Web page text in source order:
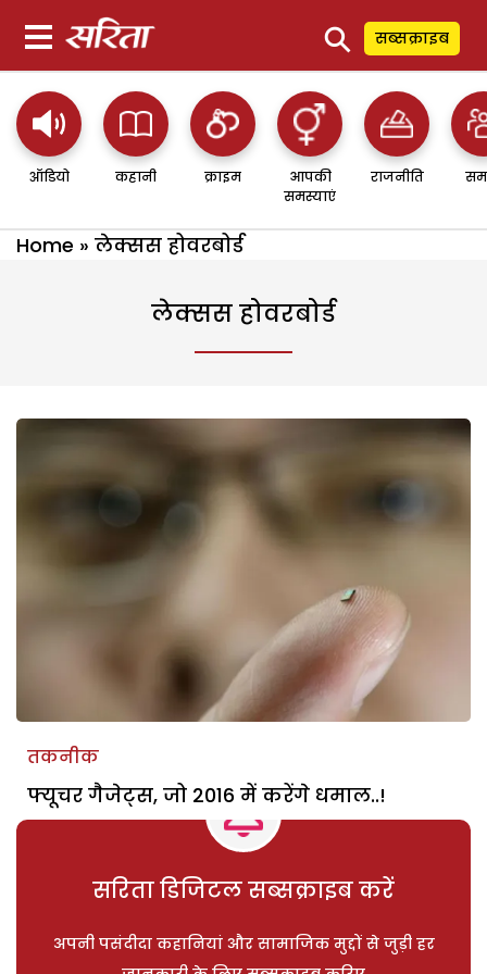
⚲ सब्सक्राइब
ऑडियो कहानी क्राइम
आपकी
समस्याएं
राजनीति
Home » लेक्सस होवरबोर्ड
लेक्सस होवरबोर्ड
तकनीक
फ्यूचर गैजेट्स, जो 2016 में करेंगे धमाल..!
सरिता डिजिटल सब्सक्राइब करें
अपनी पसंदीदा कहानियां और सामाजिक मुद्दों से जुड़ी हर